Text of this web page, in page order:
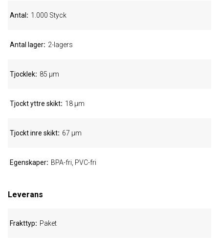
Antal 1.000 Styck
Antal lager 2-lagers
Tjocklek 85 µm
Tjockt yttre skikt 18 µm
Tjockt inre skikt 67 µm
Egenskaper BPA-fri, PVC-fri
Leverans
Frakttyp Paket